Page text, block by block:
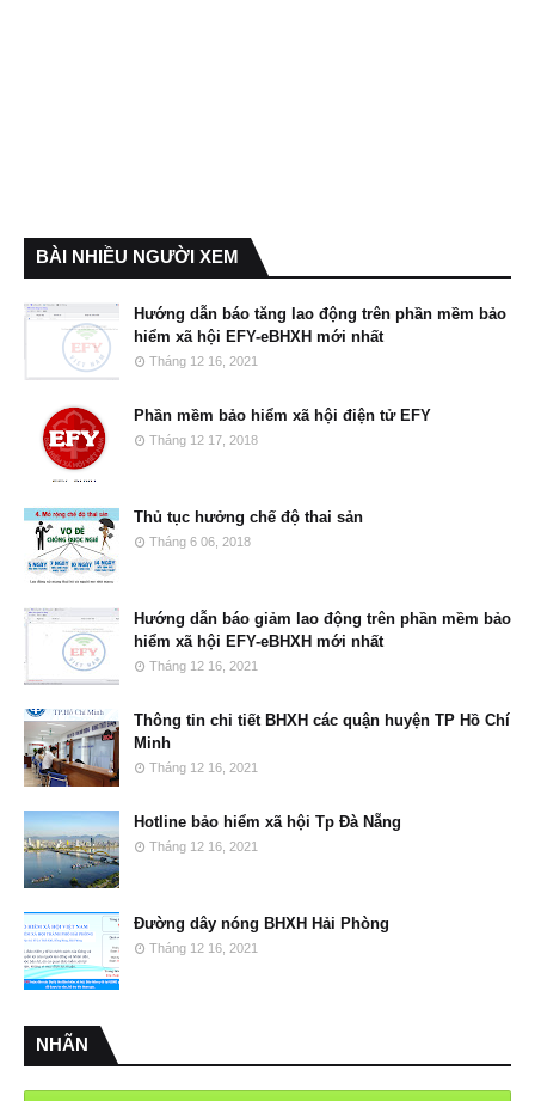
BÀI NHIỀU NGƯỜI XEM
Hướng dẫn báo tăng lao động trên phần mềm bảo
hiểm xã hội EFY-eBHXH mới nhất
Tháng 12 16, 2021
Phần mềm bảo hiểm xã hội điện tử EFY
Tháng 12 17, 2018
Thủ tục hưởng chế độ thai sản
Tháng 6 06, 2018
Hướng dẫn báo giảm lao động trên phần mềm bảo
hiểm xã hội EFY-eBHXH mới nhất
Tháng 12 16, 2021
Thông tin chi tiết BHXH các quận huyện TP Hồ Chí
Minh
Tháng 12 16, 2021
Hotline bảo hiểm xã hội Tp Đà Nẵng
Tháng 12 16, 2021
Đường dây nóng BHXH Hải Phòng
Tháng 12 16, 2021
NHÃN